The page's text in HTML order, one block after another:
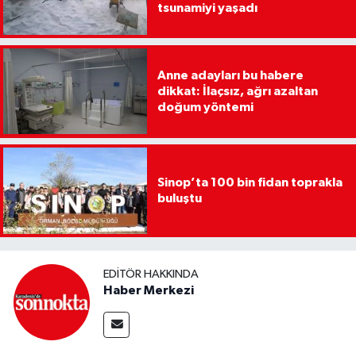
tsunamiyi yaşadı
Anne adayları bu habere
dikkat: İlaçsız, ağrı azaltan
doğum yöntemi
Sinop’ta 100 bin fidan toprakla
buluştu
EDITÖR HAKKINDA
Haber Merkezi